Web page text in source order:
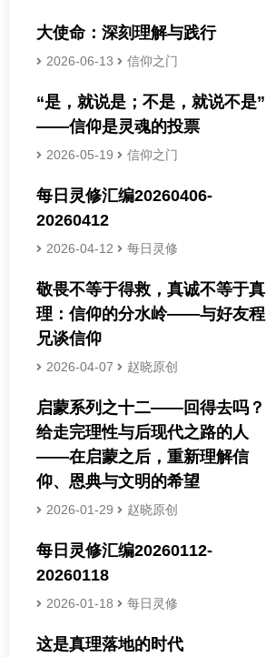
大使命：深刻理解与践行
2026-06-13 信仰之门
“是，就说是；不是，就说不是”
——信仰是灵魂的投票
2026-05-19 信仰之门
每日灵修汇编20260406-
20260412
2026-04-12 每日灵修
敬畏不等于得救，真诚不等于真
理：信仰的分水岭——与好友程
兄谈信仰
2026-04-07 赵晓原创
启蒙系列之十二——回得去吗？
给走完理性与后现代之路的人
——在启蒙之后，重新理解信
仰、恩典与文明的希望
2026-01-29 赵晓原创
每日灵修汇编20260112-
20260118
2026-01-18 每日灵修
这是真理落地的时代